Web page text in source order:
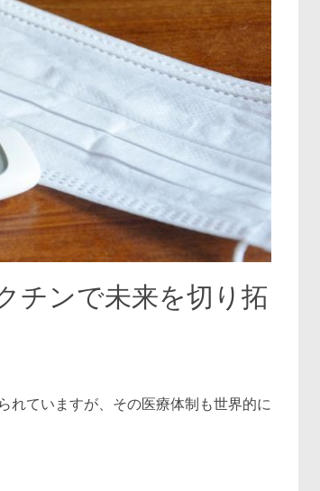
チンで未来を切り拓
れていますが、その医療体制も世界的に